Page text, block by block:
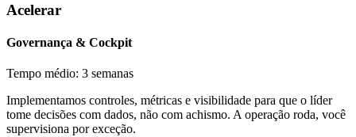
Acelerar
Governança & Cockpit
Tempo médio: 3 semanas
Implementamos controles, métricas e visibilidade para que o líder
tome decisões com dados, não com achismo. A operação roda, você
supervisiona por exceção.